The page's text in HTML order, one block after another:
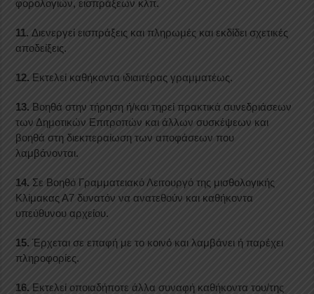
φορολογιών, εισπράξεων κλπ.
11. Διενεργεί εισπράξεις και πληρωμές και εκδίδει σχετικές
αποδείξεις.
12. Εκτελεί καθήκοντα ιδιαιτέρας γραμματέως.
13. Βοηθά στην τήρηση ή/και τηρεί πρακτικά συνεδριάσεων
των Δημοτικών Επιτροπών και άλλων συσκέψεων και
βοηθά στη διεκπεραίωση των αποφάσεων που
λαμβάνονται.
14. Σε Βοηθό Γραμματειακό Λειτουργό της μισθολογικής
Κλίμακας Α7 δυνατόν να ανατεθούν και καθήκοντα
υπεύθυνου αρχείου.
15. Έρχεται σε επαφή με το κοινό και λαμβάνει ή παρέχει
πληροφορίες.
16. Εκτελεί οποιαδήποτε άλλα συναφή καθήκοντα του/της